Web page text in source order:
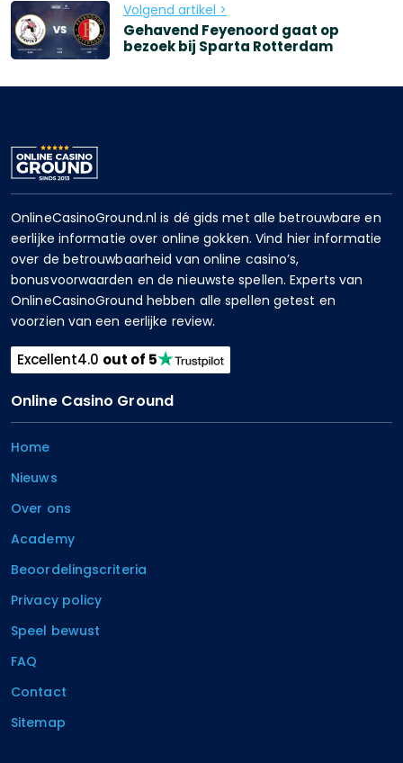
Volgend artikel >
Gehavend Feyenoord gaat op
bezoek bij Sparta Rotterdam
OnlineCasinoGround.nl is dé gids met alle betrouwbare en
eerlijke informatie over online gokken. Vind hier informatie
over de betrouwbaarheid van online casino’s,
bonusvoorwaarden en de nieuwste spellen. Experts van
OnlineCasinoGround hebben alle spellen getest en
voorzien van een eerlijke review.
Excellent4.0 out of 5
Online Casino Ground
Home
Nieuws
Over ons
Academy
Beoordelingscriteria
Privacy policy
Speel bewust
FAQ
Contact
Sitemap